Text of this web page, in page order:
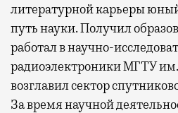
литературной карьеры
путь науки. Получил
работал в научно-
радиоэлектроники МГТУ
возглавил сектор
За время научной